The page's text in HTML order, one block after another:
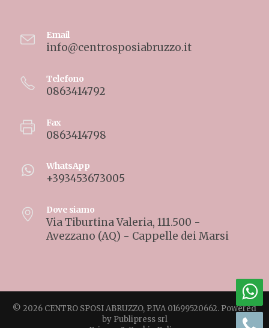
Email
info@centrosposiabruzzo.it
Telefono
0863414792
Fax
0863414798
WhatsApp
+393453673005
Dove siamo
Via Tiburtina Valeria, 111.500 -
Avezzano (AQ) - Cappelle dei Marsi
© 2026 CENTRO SPOSI ABRUZZO, P.IVA 01699520662. Powered
by Publipress srl